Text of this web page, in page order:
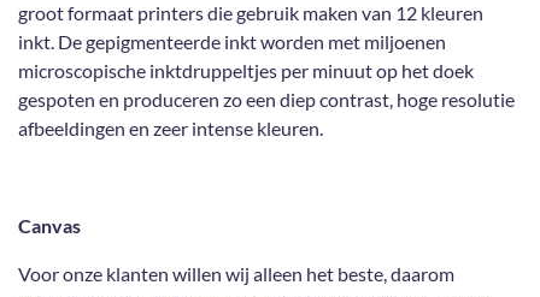
groot formaat printers die gebruik maken van 12 kleuren
inkt. De gepigmenteerde inkt worden met miljoenen
microscopische inktdruppeltjes per minuut op het doek
gespoten en produceren zo een diep contrast, hoge resolutie
afbeeldingen en zeer intense kleuren.
Canvas
Voor onze klanten willen wij alleen het beste, daarom